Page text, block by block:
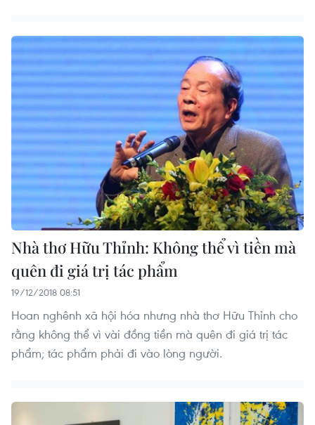
Nhà thơ Hữu Thỉnh: Không thể vì tiền mà
quên đi giá trị tác phẩm
19/12/2018 08:51
Hoan nghênh xã hội hóa nhưng nhà thơ Hữu Thỉnh cho
rằng không thể vì vài đồng tiền mà quên đi giá trị tác
phẩm; tác phẩm phải đi vào lòng người.